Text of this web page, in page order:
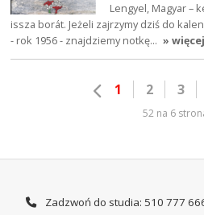
Lengyel, Magyar –
issza borát. Jeżeli zajrzymy dziś do
- rok 1956 - znajdziemy notkę… » więcej
1 2 3
52 na 6
Zadzwoń do studia: 510 777